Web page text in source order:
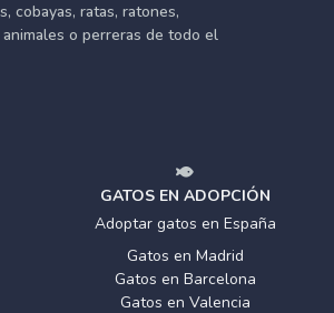
cobayas, ratas, ratones,
o perreras de todo el
GATOS EN ADOPCIÓN
Adoptar gatos en España
Gatos en Madrid
Gatos en Barcelona
Gatos en Valencia